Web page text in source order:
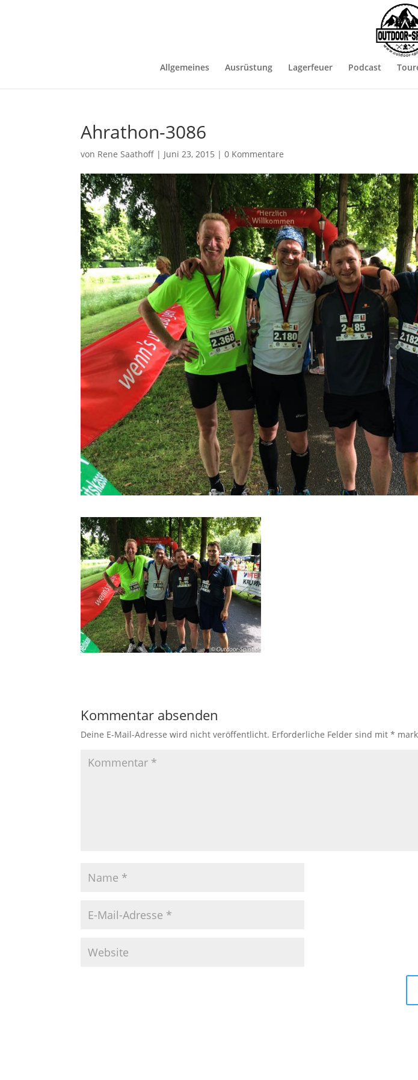
Allgemeines Ausrüstung Lagerfeuer Podcast
Ahrathon-3086
von Rene Saathoff | Juni 23, 2015 |0 Kommentare
Kommentar absenden
Deine E-Mail-Adresse wird nicht veröffentlicht. Erforderliche Felder sind mit*